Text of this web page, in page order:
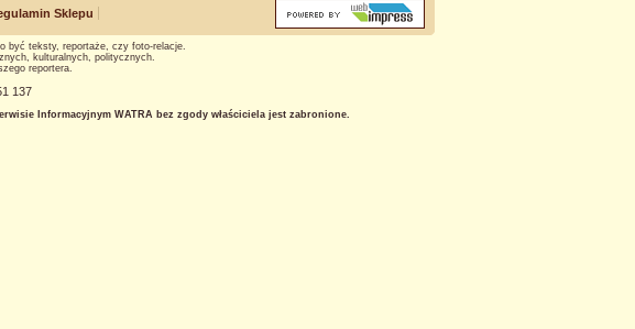
Sklepu
być teksty, reportaże, czy foto-relacje.
kulturalnych, politycznych.
reportera.
137
Informacyjnym WATRA bez zgody właściciela jest zabronione.